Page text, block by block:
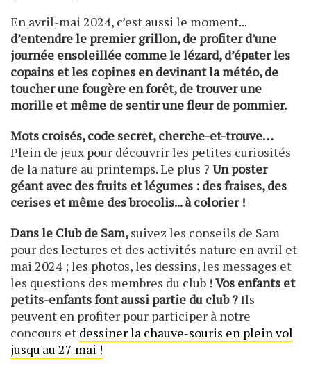
En avril-mai 2024, c’est aussi le moment...
d’entendre le premier grillon, de profiter d’une
journée ensoleillée comme le lézard, d’épater les
copains et les copines en devinant la météo, de
toucher une fougère en forêt, de trouver une
morille et même de sentir une fleur de pommier.
Mots croisés, code secret, cherche-et-trouve…
Plein de jeux pour découvrir les petites curiosités
de la nature au printemps. Le plus ? Unposter
géant avec des fruits et légumes : des fraises, des
cerises et même des brocolis... à colorier !
Dans le Club de Sam,suivez les conseils de Sam
pour des lectures et des activités nature en avril et
mai 2024 ; les photos, les dessins, les messages et
les questions des membres du club ! Vos enfants et
petits-enfants font aussi partie du club ?Ils
peuvent en profiter pour participer à notre
concours et dessiner la chauve-souris en plein vol
jusqu'au 27 mai !